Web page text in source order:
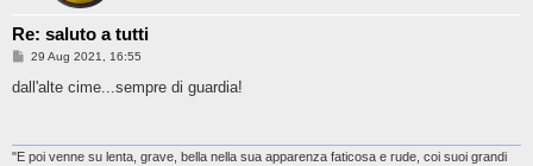
Re: saluto a tutti
P
s
29 Aug 2021, 16:55
dall'alte cime...sempre di guardia!
"E poi venne su lenta, grave, bella nella sua apparenza faticosa e rude, coi suoi grandi